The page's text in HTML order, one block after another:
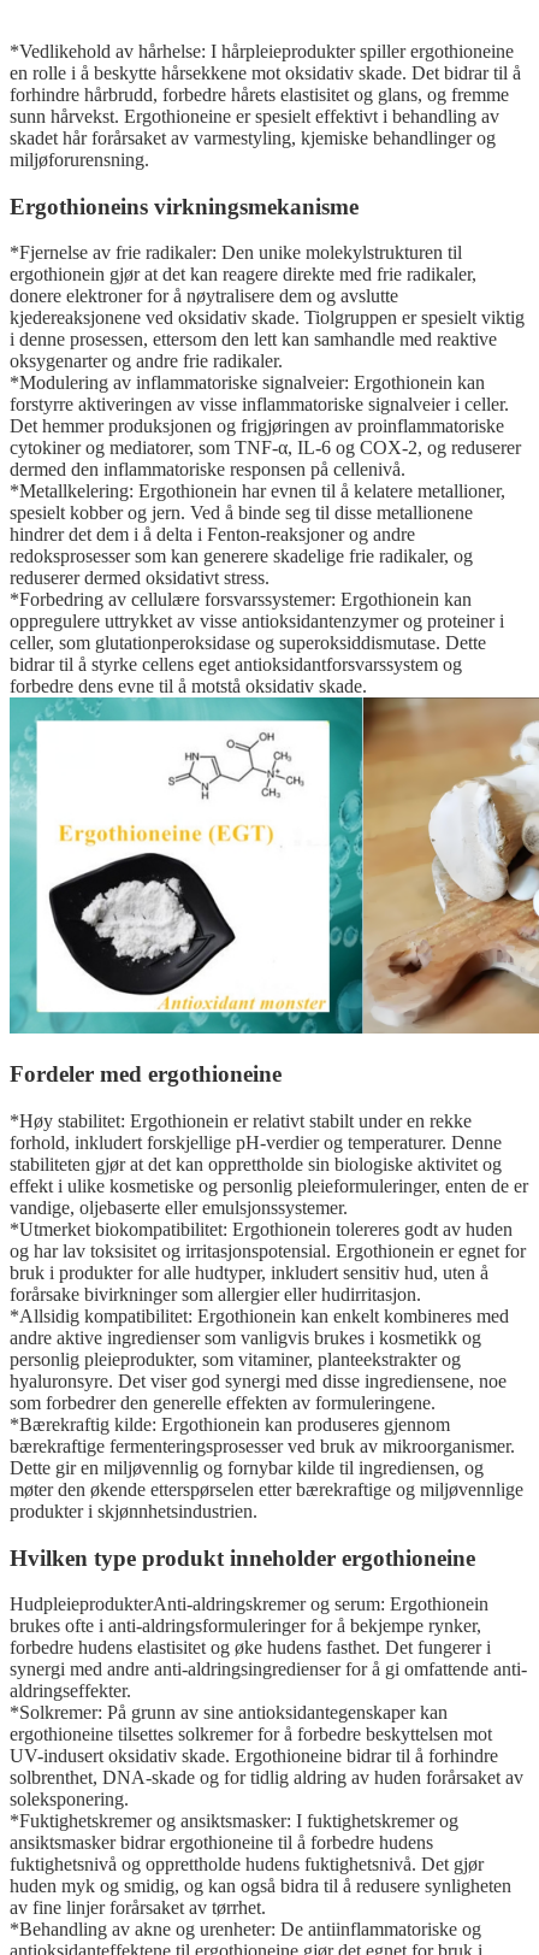
*Vedlikehold av hårhelse: I hårpleieprodukter spiller ergothioneine
en rolle i å beskytte hårsekkene mot oksidativ skade. Det bidrar til å
forhindre hårbrudd, forbedre hårets elastisitet og glans, og fremme
sunn hårvekst. Ergothioneine er spesielt effektivt i behandling av
skadet hår forårsaket av varmestyling, kjemiske behandlinger og
miljøforurensning.
Ergothioneins virkningsmekanisme
*Fjernelse av frie radikaler: Den unike molekylstrukturen til
ergothionein gjør at det kan reagere direkte med frie radikaler,
donere elektroner for å nøytralisere dem og avslutte
kjedereaksjonene ved oksidativ skade. Tiolgruppen er spesielt viktig
i denne prosessen, ettersom den lett kan samhandle med reaktive
oksygenarter og andre frie radikaler.
*Modulering av inflammatoriske signalveier: Ergothionein kan
forstyrre aktiveringen av visse inflammatoriske signalveier i celler.
Det hemmer produksjonen og frigjøringen av proinflammatoriske
cytokiner og mediatorer, som TNF-α, IL-6 og COX-2, og reduserer
dermed den inflammatoriske responsen på cellenivå.
*Metallkelering: Ergothionein har evnen til å kelatere metallioner,
spesielt kobber og jern. Ved å binde seg til disse metallionene
hindrer det dem i å delta i Fenton-reaksjoner og andre
redoksprosesser som kan generere skadelige frie radikaler, og
reduserer dermed oksidativt stress.
*Forbedring av cellulære forsvarssystemer: Ergothionein kan
oppregulere uttrykket av visse antioksidantenzymer og proteiner i
celler, som glutationperoksidase og superoksiddismutase. Dette
bidrar til å styrke cellens eget antioksidantforsvarssystem og
forbedre dens evne til å motstå oksidativ skade.
Fordeler med ergothioneine
*Høy stabilitet: Ergothionein er relativt stabilt under en rekke
forhold, inkludert forskjellige pH-verdier og temperaturer. Denne
stabiliteten gjør at det kan opprettholde sin biologiske aktivitet og
effekt i ulike kosmetiske og personlig pleieformuleringer, enten de er
vandige, oljebaserte eller emulsjonssystemer.
*Utmerket biokompatibilitet: Ergothionein tolereres godt av huden
og har lav toksisitet og irritasjonspotensial. Ergothionein er egnet for
bruk i produkter for alle hudtyper, inkludert sensitiv hud, uten å
forårsake bivirkninger som allergier eller hudirritasjon.
*Allsidig kompatibilitet: Ergothionein kan enkelt kombineres med
andre aktive ingredienser som vanligvis brukes i kosmetikk og
personlig pleieprodukter, som vitaminer, planteekstrakter og
hyaluronsyre. Det viser god synergi med disse ingrediensene, noe
som forbedrer den generelle effekten av formuleringene.
*Bærekraftig kilde: Ergothionein kan produseres gjennom
bærekraftige fermenteringsprosesser ved bruk av mikroorganismer.
Dette gir en miljøvennlig og fornybar kilde til ingrediensen, og
møter den økende etterspørselen etter bærekraftige og miljøvennlige
produkter i skjønnhetsindustrien.
Hvilken type produkt inneholder ergothioneine
HudpleieprodukterAnti-aldringskremer og serum: Ergothionein
brukes ofte i anti-aldringsformuleringer for å bekjempe rynker,
forbedre hudens elastisitet og øke hudens fasthet. Det fungerer i
synergi med andre anti-aldringsingredienser for å gi omfattende anti-
aldringseffekter.
*Solkremer: På grunn av sine antioksidantegenskaper kan
ergothioneine tilsettes solkremer for å forbedre beskyttelsen mot
UV-indusert oksidativ skade. Ergothioneine bidrar til å forhindre
solbrenthet, DNA-skade og for tidlig aldring av huden forårsaket av
soleksponering.
*Fuktighetskremer og ansiktsmasker: I fuktighetskremer og
ansiktsmasker bidrar ergothioneine til å forbedre hudens
fuktighetsnivå og opprettholde hudens fuktighetsnivå. Det gjør
huden myk og smidig, og kan også bidra til å redusere synligheten
av fine linjer forårsaket av tørrhet.
*Behandling av akne og urenheter: De antiinflammatoriske og